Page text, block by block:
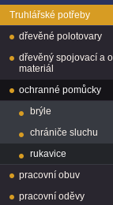
Truhlářské potřeby
dřevěné polotovary
dřevěný spojovací a
materiál
ochranné pomůcky
brýle
chrániče sluchu
rukavice
pracovní obuv
pracovní oděvy